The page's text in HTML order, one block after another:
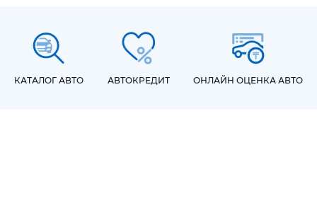
КАТАЛОГ АВТО АВТОКРЕДИТ ОНЛАЙН ОЦЕНКА АВТО